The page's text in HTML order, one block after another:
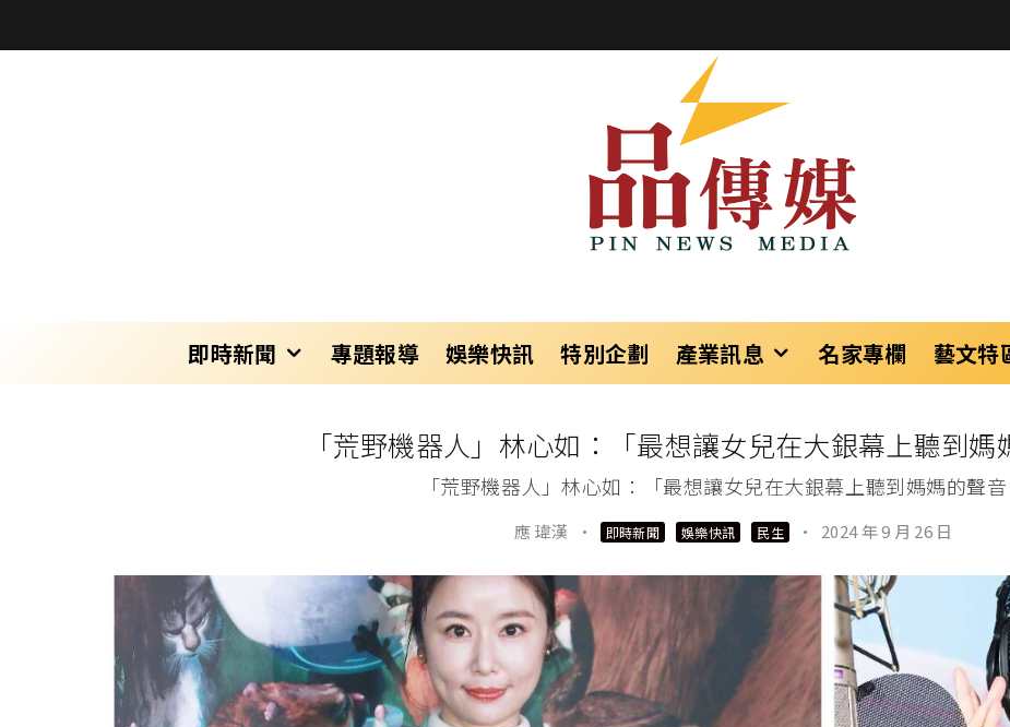
即時新聞 專題報導 娛樂快訊 特別企劃 產業訊息 名家專欄 藝文特
「荒野機器人」林心如：「最想讓女兒在大銀幕上聽到媽
「荒野機器人」林心如：「最想讓女兒在大銀幕上聽到媽媽的聲音
應 瑋漢 · 即時新聞 娛樂快訊 民生 · 2024 年 9 月 26 日